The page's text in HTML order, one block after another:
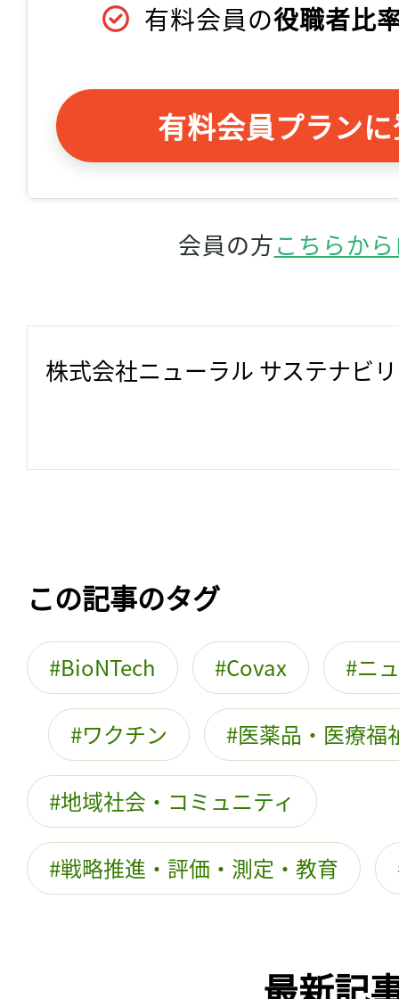
有料会員の役職者比
有料会員プラン
会員の方こちらか
株式会社ニューラル サステナビ
この記事のタグ
BioNTech Covax ニ
ワクチン 医薬品・医療福
地域社会・コミュニティ
戦略推進・評価・測定・教育